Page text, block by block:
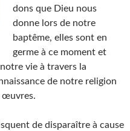
dons que Dieu nous
donne lors de notre
baptême, elles sont en
germe à ce moment et
vie à travers la
de notre religion
œuvres.
de disparaître à cause